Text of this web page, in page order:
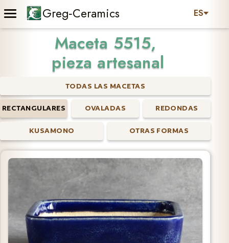
Greg‑Ceramics ES
Maceta 5515,
pieza artesanal
TODAS LAS MACETAS
RECTANGULARES OVALADAS REDONDAS
KUSAMONO OTRAS FORMAS